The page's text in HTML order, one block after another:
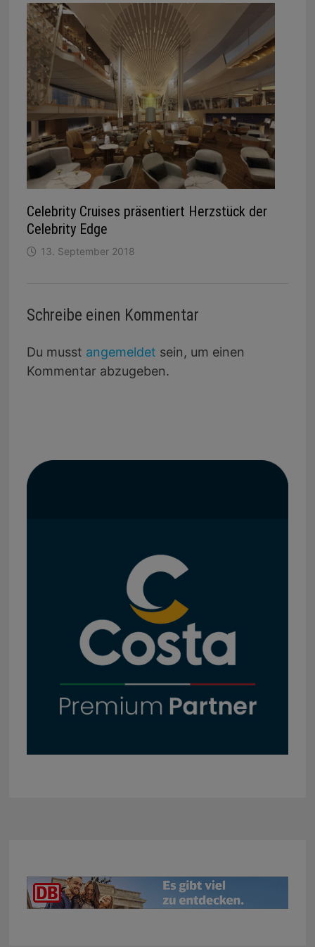
Celebrity Cruises präsentiert Herzstück der
Celebrity Edge
13. September 2018
Schreibe einen Kommentar
Du musst angemeldet sein, um einen
Kommentar abzugeben.